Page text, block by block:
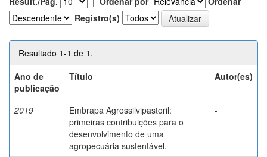
Registro(s)
Resultado 1-1 de 1.
Ano de
publicação
Título Autor(es)
2019
Embrapa Agrossilvipastoril:
primeiras contribuições para o
desenvolvimento de uma
agropecuária sustentável.
-